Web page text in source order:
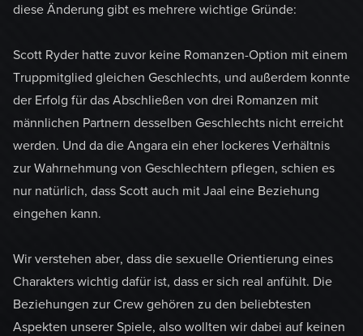
diese Änderung gibt es mehrere wichtige Gründe:
Scott Ryder hatte zuvor keine Romanzen-Option mit einem
Truppmitglied gleichen Geschlechts, und außerdem konnte
der Erfolg für das Abschließen von drei Romanzen mit
männlichen Partnern desselben Geschlechts nicht erreicht
werden. Und da die Angara ein eher lockeres Verhältnis
zur Wahrnehmung von Geschlechtern pflegen, schien es
nur natürlich, dass Scott auch mit Jaal eine Beziehung
eingehen kann.
Wir verstehen aber, dass die sexuelle Orientierung eines
Charakters wichtig dafür ist, dass er sich real anfühlt. Die
Beziehungen zur Crew gehören zu den beliebtesten
Aspekten unserer Spiele, also wollten wir dabei auf keinen